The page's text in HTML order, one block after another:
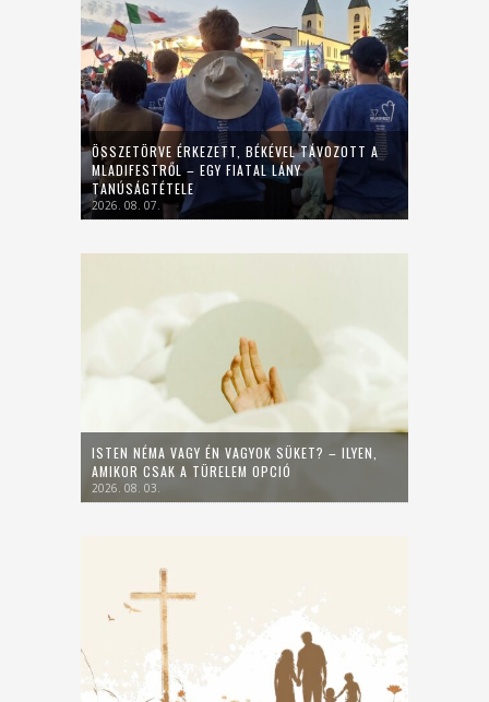
ÖSSZETÖRVE ÉRKEZETT, BÉKÉVEL TÁVOZOTT A
MLADIFESTRŐL – EGY FIATAL LÁNY
TANÚSÁGTÉTELE
2026. 08. 07.
ISTEN NÉMA VAGY ÉN VAGYOK SÜKET? – ILYEN,
AMIKOR CSAK A TÜRELEM OPCIÓ
2026. 08. 03.